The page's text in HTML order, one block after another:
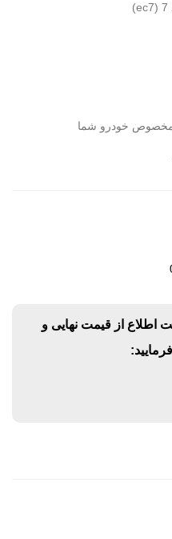
مخصوص خودرو شما
اطلاع از قیمت نهایی و